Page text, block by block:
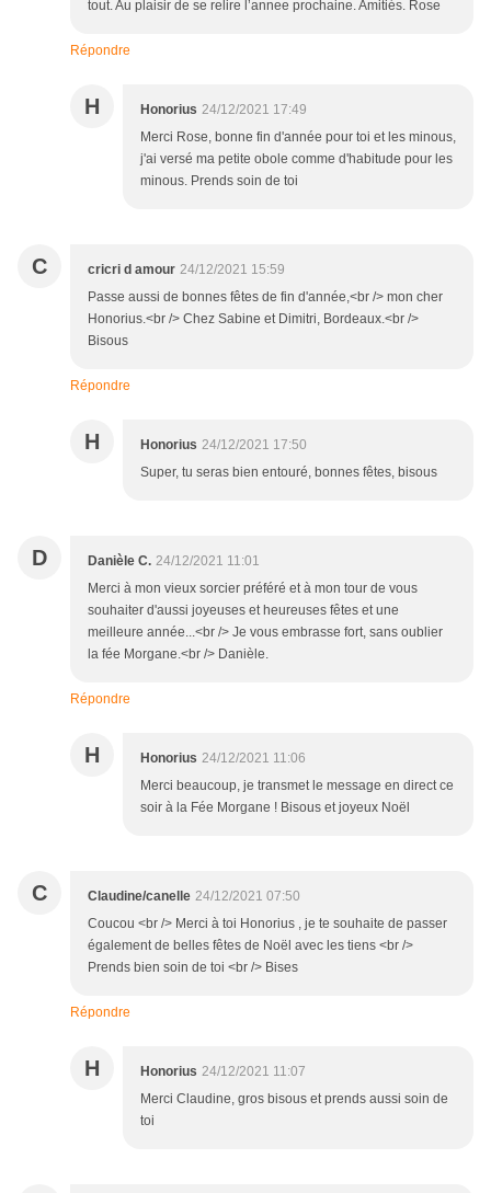
tout. Au plaisir de se relire l’annee prochaine. Amitiés. Rose
Répondre
H Honorius 24/12/2021 17:49
Merci Rose, bonne fin d'année pour toi et les minous,
j'ai versé ma petite obole comme d'habitude pour les
minous. Prends soin de toi
C cricri d amour 24/12/2021 15:59
Passe aussi de bonnes fêtes de fin d'année,<br /> mon cher
Honorius.<br /> Chez Sabine et Dimitri, Bordeaux.<br />
Bisous
Répondre
H Honorius 24/12/2021 17:50
Super, tu seras bien entouré, bonnes fêtes, bisous
D Danièle C. 24/12/2021 11:01
Merci à mon vieux sorcier préféré et à mon tour de vous
souhaiter d'aussi joyeuses et heureuses fêtes et une
meilleure année...<br /> Je vous embrasse fort, sans oublier
la fée Morgane.<br /> Danièle.
Répondre
H Honorius 24/12/2021 11:06
Merci beaucoup, je transmet le message en direct ce
soir à la Fée Morgane ! Bisous et joyeux Noël
C Claudine/canelle 24/12/2021 07:50
Coucou <br /> Merci à toi Honorius , je te souhaite de passer
également de belles fêtes de Noël avec les tiens <br />
Prends bien soin de toi <br /> Bises
Répondre
H Honorius 24/12/2021 11:07
Merci Claudine, gros bisous et prends aussi soin de
toi